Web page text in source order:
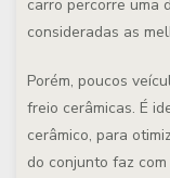
carro percorre uma
consideradas as
Porém, poucos
freio cerâmicas. É
cerâmico, para
do conjunto faz